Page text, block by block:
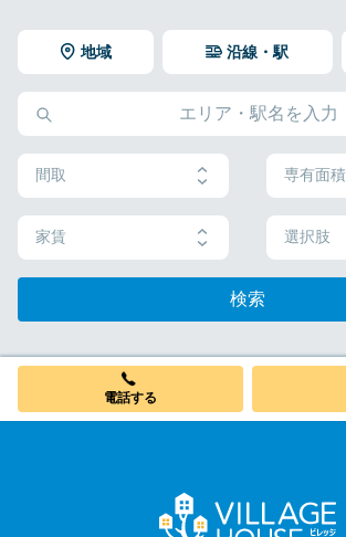
すぐビレッジハウスで理想の鳥取市のお部屋探しを始
おすすめです。ひかり幼稚園、湖東中学校が徒歩10分
尾崎病院へも歩いて行くことができます。さらに、JR
駅が徒歩11分の場所にあるので、電車の利用にも便利
鳥取市の一人暮らし向けアパートをお探しであれば、
」はいかがでしょうか？「ビレッジハウス滝山」
パートナーやお子様、またはお友達と一緒にお住まい
必要な場合は、「ビレッジハウス岩倉」をご検討くだ
おすすめです。
どが安く、大都市に比べ、よりリーズナブル
ます。
弊社では、以下の特典をご用意しております。
引越しサポート（家賃の1ヶ月分（最大3
引越しサポートは、初期費用総額からの
1ヶ月分の家賃無料
引越業者割引クーポン
* 上記の特典は、物件によっては適用されな
弊社フリーダイヤルまでお問い合わせください
3. ビレッジハウスの最短契約期間は？
A
鳥取市の賃貸アパートを含む全ての物件が2
更新となっております。短期でのご契約は承
賃の3ヶ月分、24ヶ月未満の解約は家賃の2ヶ
よくあるご質問 」のページをご確
※契約内容や審査の結果、敷金をお預かりす
地域 沿線・駅
間取 専有面積
家賃 選択肢
検索
電話する